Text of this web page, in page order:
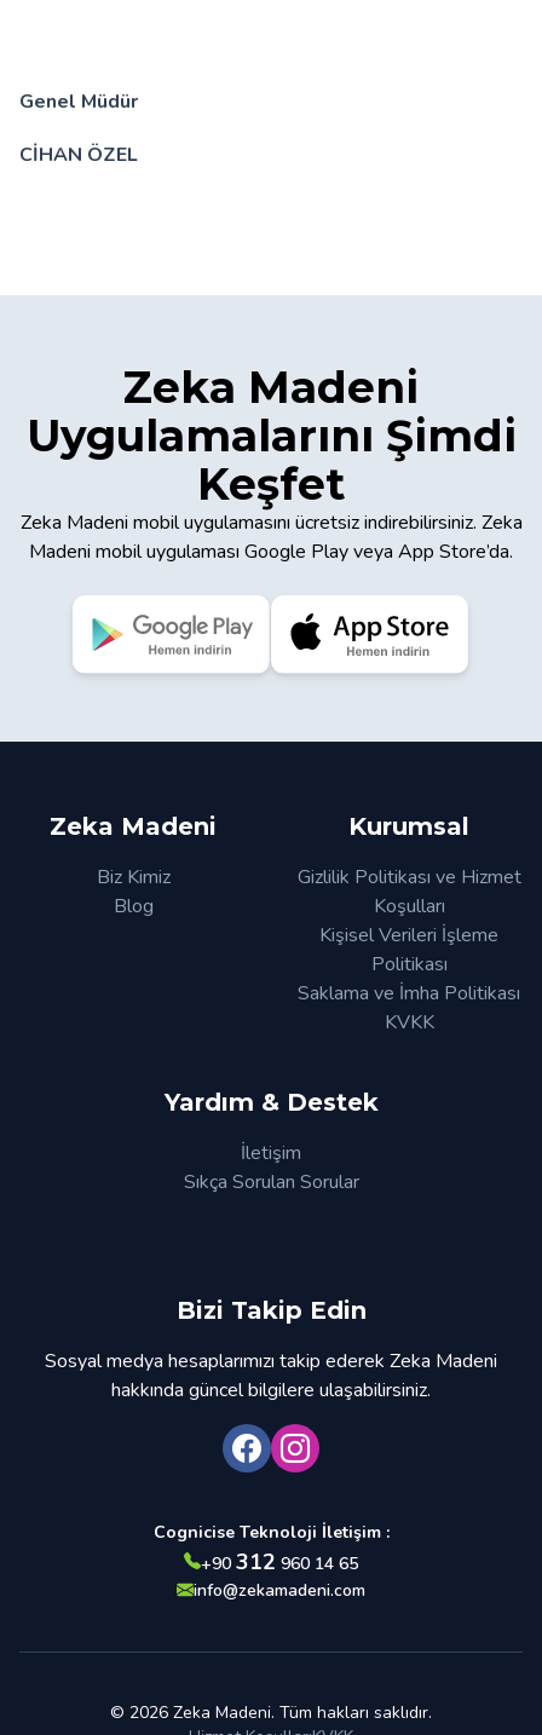
Genel Müdür
CİHAN ÖZEL
Zeka Madeni
Uygulamalarını Şimdi
Keşfet
Zeka Madeni mobil uygulamasını ücretsiz indirebilirsiniz. Zeka
Madeni mobil uygulaması Google Play veya App Store’da.
Zeka Madeni
Biz Kimiz
Blog
Kurumsal
Gizlilik Politikası ve Hizmet
Koşulları
Kişisel Verileri İşleme
Politikası
Saklama ve İmha Politikası
KVKK
Yardım & Destek
İletişim
Sıkça Sorulan Sorular
Bizi Takip Edin
Sosyal medya hesaplarımızı takip ederek Zeka Madeni
hakkında güncel bilgilere ulaşabilirsiniz.
Cognicise Teknoloji İletişim :
+90 312 960 14 65
info@zekamadeni.com
© 2026 Zeka Madeni. Tüm hakları saklıdır.